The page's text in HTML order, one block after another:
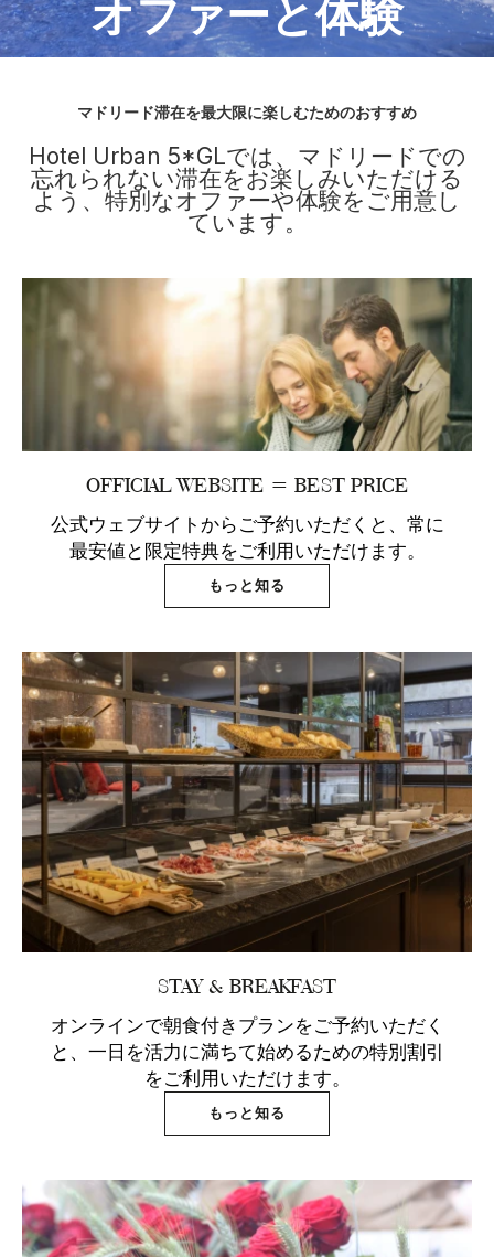
オファーと体験
マドリード滞在を最大限に楽しむためのおすすめ
Hotel Urban 5*GLでは、マドリードでの
忘れられない滞在をお楽しみいただける
よう、特別なオファーや体験をご用意し
ています。
OFFICIAL WEBSITE = BEST PRICE
公式ウェブサイトからご予約いただくと、常に
最安値と限定特典をご利用いただけます。
もっと知る
STAY & BREAKFAST
オンラインで朝食付きプランをご予約いただく
と、一日を活力に満ちて始めるための特別割引
をご利用いただけます。
もっと知る